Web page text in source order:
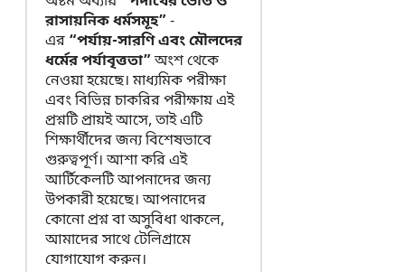
রাসায়নিক ধর্মসমূহ” -
এর “পর্যায়-সারণি এবং মৌলদের
ধর্মের পর্যাবৃত্ততা”অংশ থেকে
নেওয়া হয়েছে। মাধ্যমিক পরীক্ষা
এবং বিভিন্ন চাকরির পরীক্ষায় এই
প্রশ্নটি প্রায়ই আসে, তাই এটি
শিক্ষার্থীদের জন্য বিশেষভাবে
গুরুত্বপূর্ণ। আশা করি এই
আর্টিকেলটি আপনাদের জন্য
উপকারী হয়েছে। আপনাদের
কোনো প্রশ্ন বা অসুবিধা থাকলে,
আমাদের সাথে টেলিগ্রামে
যোগাযোগ করুন।